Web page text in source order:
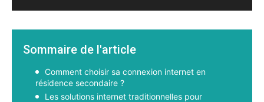
Sommaire de l'article
Comment choisir sa connexion internet en
résidence secondaire ?
Les solutions internet traditionnelles pour